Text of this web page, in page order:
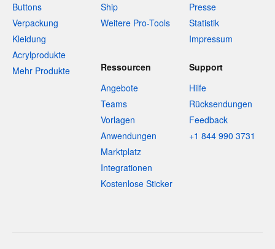
Buttons
Verpackung
Kleidung
Acrylprodukte
Mehr Produkte
Ship
Weitere Pro-Tools
Presse
Statistik
Impressum
Ressourcen
Angebote
Teams
Vorlagen
Anwendungen
Marktplatz
Integrationen
Kostenlose Sticker
Support
Hilfe
Rücksendungen
Feedback
+1 844 990 3731